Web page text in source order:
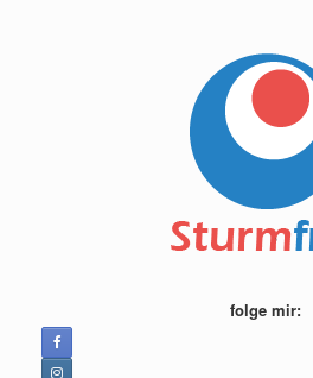
folge mir: